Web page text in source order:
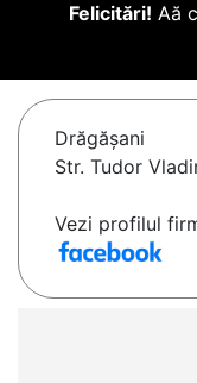
Felicitări! Aă
Drăgăşani
Str. Tudor
Vezi profilul